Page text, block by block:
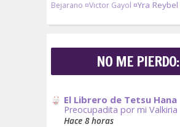
Bejarano ¤Victor Gayol ¤Yra Reybel
NO ME PIERDO:
El Librero de Tetsu Hana
Preocupadita por mi Valkiria
Hace 8 horas